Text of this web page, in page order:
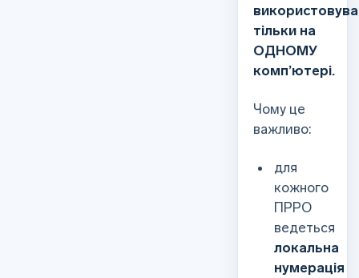
тільки на
ОДНОМУ
комп’ютері.
Чому це
важливо:
для
кожного
ПРРО
ведеться
локальна
нумерація